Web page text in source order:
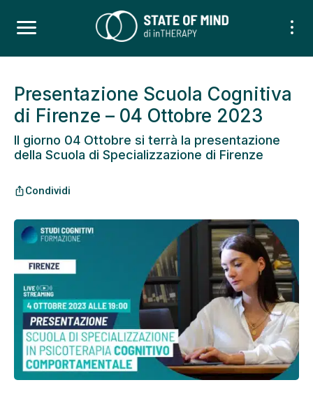
Presentazione Scuola Cognitiva
di Firenze – 04 Ottobre 2023
Il giorno 04 Ottobre si terrà la presentazione
della Scuola di Specializzazione di Firenze
ios_shareCondividi